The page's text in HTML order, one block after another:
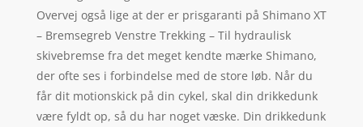
Overvej også lige at der er prisgaranti på Shimano XT
– Bremsegreb Venstre Trekking – Til hydraulisk
skivebremse fra det meget kendte mærke Shimano,
der ofte ses i forbindelse med de store løb. Når du
får dit motionskick på din cykel, skal din drikkedunk
være fyldt op, så du har noget væske. Din drikkedunk